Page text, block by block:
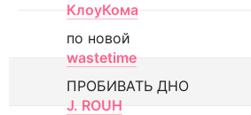
КлоуКома
по новой
wastetime
ПРОБИВАТЬ ДНО
J. ROUH